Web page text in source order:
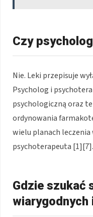
Czy
Nie. Leki przepisuje
Psycholog i
psychologiczną oraz
ordynowania
wielu planach leczenia
psychoterapeuta [1][7].
Gdzie szukać
wiarygodnych